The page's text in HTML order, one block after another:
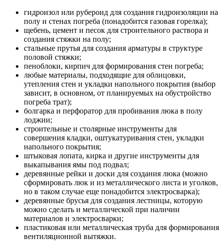
гидроизол или рубероид для создания гидроизоляции на
полу и стенах погреба (понадобится газовая горелка);
щебень, цемент и песок для строительного раствора и
создания стяжки на полу;
стальные прутья для создания арматуры в структуре
половой стяжки;
пеноблоки, кирпич для формирования стен погреба;
любые материалы, подходящие для облицовки,
утепления стен и укладки напольного покрытия (выбор
зависит, в основном, от планируемых на обустройство
погреба трат);
болгарка и перфоратор для пробивания люка в полу
лоджии;
строительные и столярные инструменты для
совершения кладки, оштукатуривания стен, укладки
напольного покрытия;
штыковая лопата, кирка и другие инструменты для
выкапывания ямы под подвал;
деревянные рейки и доски для создания люка (можно
сформировать люк и из металлического листа и уголков,
но в таком случае еще понадобится электросварка);
деревянные брусья для создания лестницы, которую
можно сделать и металлической при наличии
материалов и электросварки;
пластиковая или металлическая труба для формирования
вентиляционной вытяжки.